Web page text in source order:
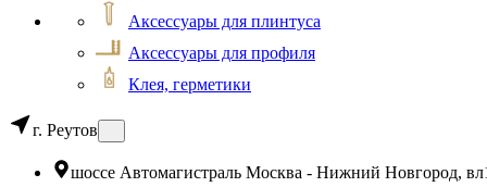
Аксессуары для плинтуса
Аксессуары для профиля
Клея, герметики
г. Реутов
шоссе Автомагистраль Москва - Нижний Новгород,